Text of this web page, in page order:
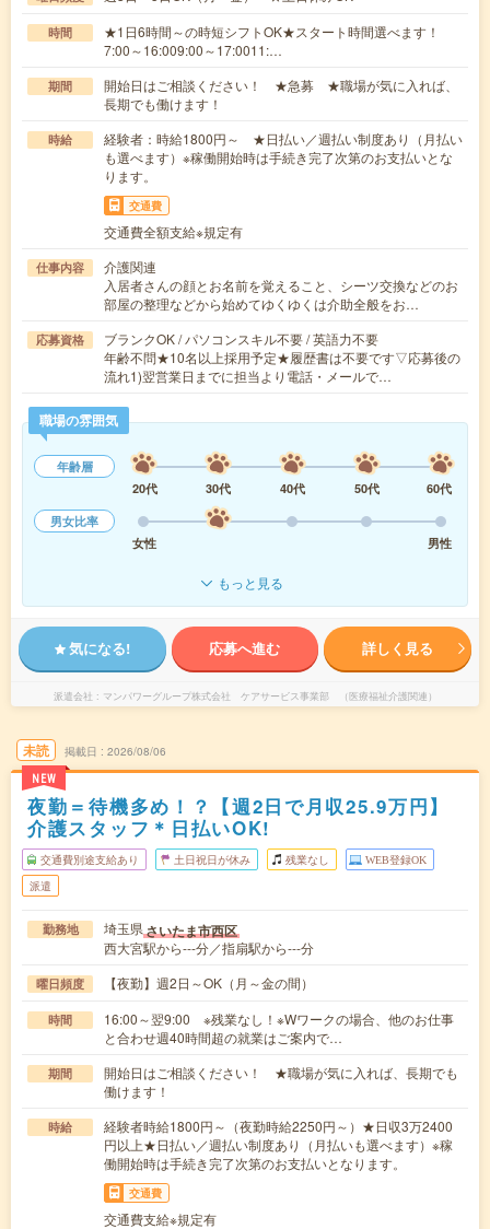
時間
★1日6時間～の時短シフトOK★スタート時間選べます！
7:00～16:009:00～17:0011:…
期間
開始日はご相談ください！ ★急募 ★職場が気に入れば、
長期でも働けます！
時給
経験者：時給1800円～ ★日払い／週払い制度あり（月払い
も選べます）※稼働開始時は手続き完了次第のお支払いとな
ります。
交通費
交通費全額支給※規定有
仕事内容
介護関連
入居者さんの顔とお名前を覚えること、シーツ交換などのお
部屋の整理などから始めてゆくゆくは介助全般をお…
応募資格
ブランクOK / パソコンスキル不要 / 英語力不要
年齢不問★10名以上採用予定★履歴書は不要です▽応募後の
流れ1)翌営業日までに担当より電話・メールで…
職場の雰囲気
年齢層
20代
30代 40代 50代
60代
男女比率
女性
男性
もっと見る
気になる! 応募へ進む 詳しく見る
派遣会社 マンパワーグループ株式会社 ケアサービス事業部 （医療福祉介護関連）
未読
NEW
掲載日 2026/08/06
夜勤＝待機多め！？【週2日で月収25.9万円】
介護スタッフ＊日払いOK!
交通費別途支給あり 土日祝日が休み 残業なし WEB登録OK
派遣
勤務地 埼玉県さいたま市西区
西大宮駅から---分／指扇駅から---分
曜日頻度 【夜勤】週2日～OK（月～金の間）
時間
16:00～翌9:00 ※残業なし！※Wワークの場合、他のお仕事
と合わせ週40時間超の就業はご案内で…
期間
開始日はご相談ください！ ★職場が気に入れば、長期でも
働けます！
時給
経験者時給1800円～（夜勤時給2250円～）★日収3万2400
円以上★日払い／週払い制度あり（月払いも選べます）※稼
働開始時は手続き完了次第のお支払いとなります。
交通費
交通費支給※規定有